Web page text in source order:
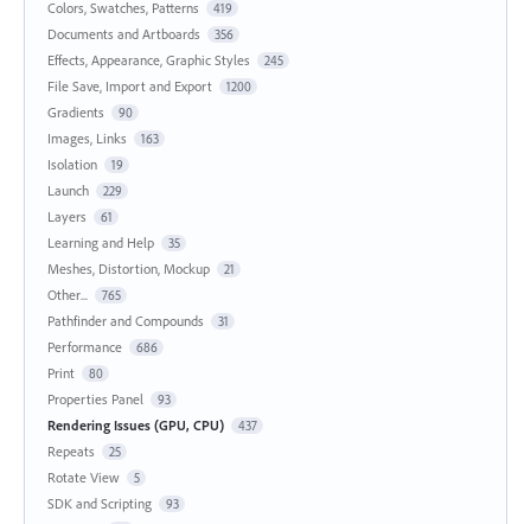
Colors, Swatches, Patterns 419
Documents and Artboards 356
Effects, Appearance, Graphic Styles 245
File Save, Import and Export 1200
Gradients 90
Images, Links 163
Isolation 19
Launch 229
Layers 61
Learning and Help 35
Meshes, Distortion, Mockup 21
Other... 765
Pathfinder and Compounds 31
Performance 686
Print 80
Properties Panel 93
Rendering Issues (GPU, CPU) 437
Repeats 25
Rotate View 5
SDK and Scripting 93